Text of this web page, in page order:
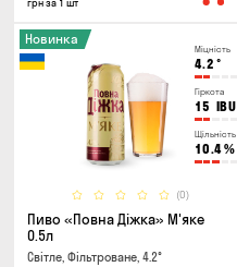
грн за 1 шт
Міцність
4.2 °
Гіркота
15 IBU
Щільність
10.4%
(0)
Новинка
Пиво «Повна Діжка» М'яке
0.5л
Світле, Фільтроване, 4.2°